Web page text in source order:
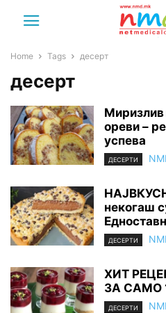
Home Tags десерт
десерт
Миризлив
ореви –
успева
ДЕСЕРТИ
некогаш
ДЕСЕРТИ
ХИТ
ЗА САМО
ДЕСЕРТИ